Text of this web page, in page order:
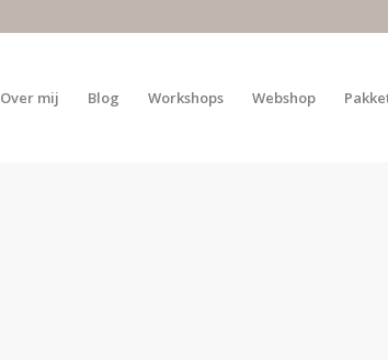
Over mij Blog Workshops Webshop